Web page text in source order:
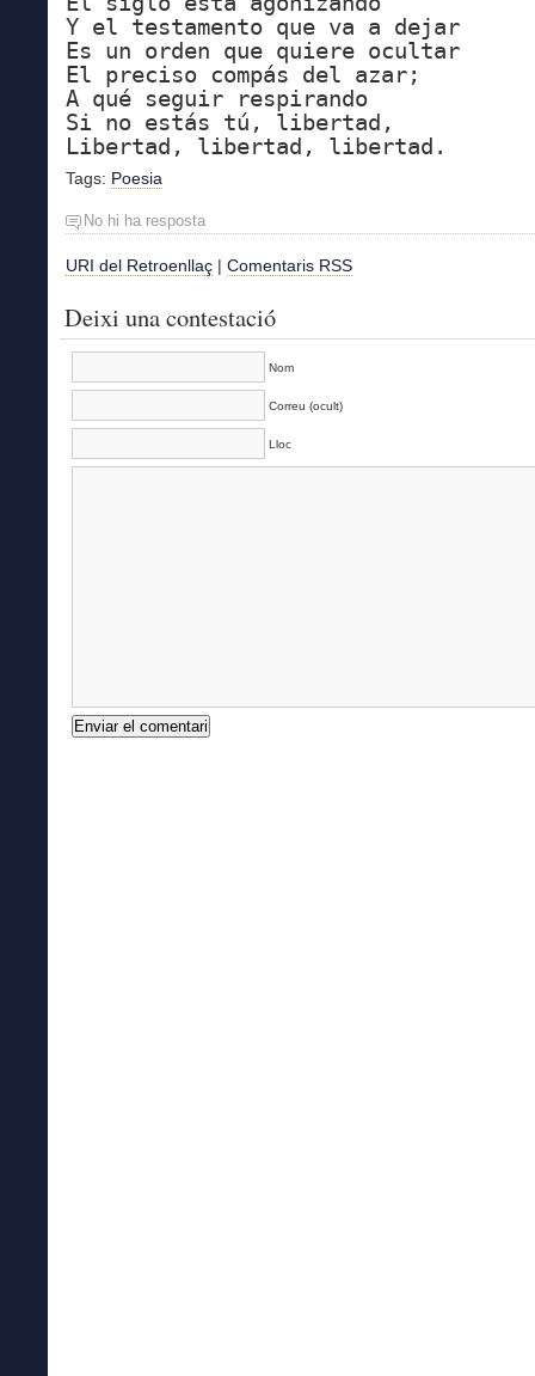
Y el testamento que va a dejar
Es un orden que quiere ocultar
El preciso compás del azar;
A qué seguir respirando
Si no estás tú, libertad,
Libertad, libertad, libertad.
Tags: Poesia
No hi ha resposta
URI del Retroenllaç | Comentaris RSS
Deixi una contestació
Nom
Correu (ocult)
Lloc